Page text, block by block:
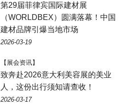
第29届菲律宾国际建材展
（WORLDBEX）圆满落幕！中国
建材品牌引爆当地市场
2026-03-19
【展会资讯】
致奔赴2026意大利美容展的美业
人，这份出行须知请查收！
2026-03-17